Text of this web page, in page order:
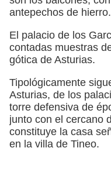
antepechos de hierro.
El palacio de los
contadas muestras
gótica de Asturias.
Tipológicamente
Asturias, de los
torre defensiva de
junto con el cercano
constituye la casa
en la villa de Tineo.